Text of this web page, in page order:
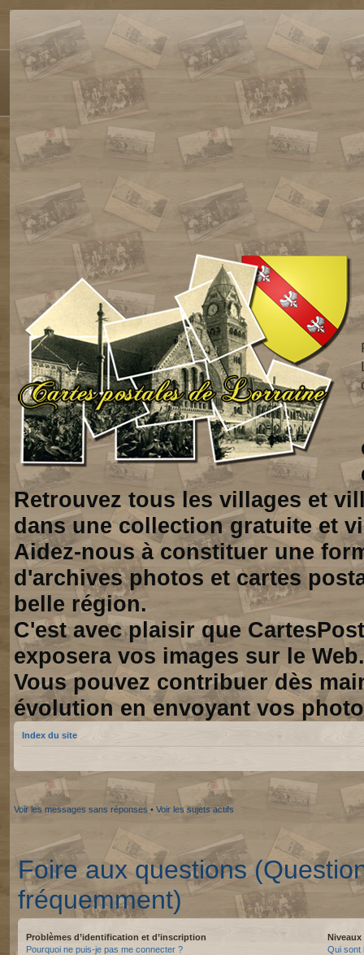
Retrouvez tous les villages et
dans une collection gratuite et
Aidez-nous à constituer une
d'archives photos et cartes
belle région.
C'est avec plaisir que
exposera vos images sur le Web.
Vous pouvez contribuer dès
évolution en envoyant vos
Index du site
Voir les messages sans réponses • Voir les sujets actifs
Foire aux questions
fréquemment)
Problèmes d’identification et d’inscription
Pourquoi ne puis-je pas me connecter ?
Niveaux
Qui sont